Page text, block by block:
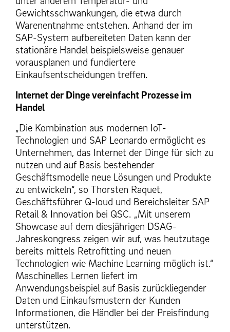
Gewichtsschwankungen, die etwa durch
Warenentnahme entstehen. Anhand der im
SAP-System aufbereiteten Daten kann der
stationäre Handel beispielsweise genauer
vorausplanen und fundiertere
Einkaufsentscheidungen treffen.
Internet der Dinge vereinfacht Prozesse im
Handel
„Die Kombination aus modernen IoT-
Technologien und SAP Leonardo ermöglicht es
Unternehmen, das Internet der Dinge für sich zu
nutzen und auf Basis bestehender
Geschäftsmodelle neue Lösungen und Produkte
zu entwickeln“, so Thorsten Raquet,
Geschäftsführer Q-loud und Bereichsleiter SAP
Retail & Innovation bei QSC. „Mit unserem
Showcase auf dem diesjährigen DSAG-
Jahreskongress zeigen wir auf, was heutzutage
bereits mittels Retrofitting und neuen
Technologien wie Machine Learning möglich ist.“
Maschinelles Lernen liefert im
Anwendungsbeispiel auf Basis zurückliegender
Daten und Einkaufsmustern der Kunden
Informationen, die Händler bei der Preisfindung
unterstützen.